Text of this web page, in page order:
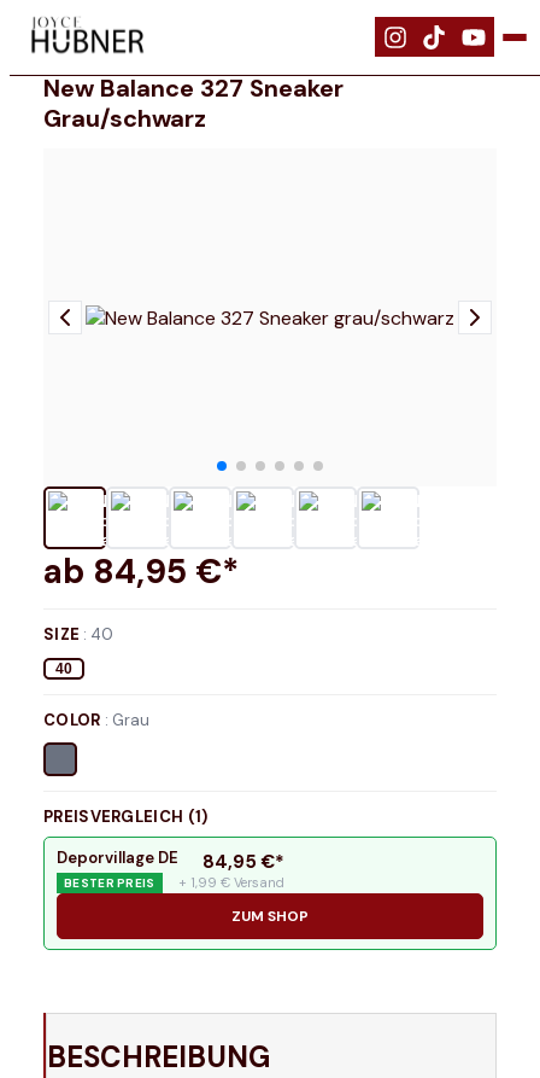
| Schuhe | New Balance 327 Sneaker grau/schwarz
New Balance 327 Sneaker
Grau/schwarz
ab 84,95 €*
SIZE : 40
40
COLOR : Grau
PREISVERGLEICH (1)
Deporvillage DE
BESTER PREIS
84,95 €*
+ 1,99 € Versand
ZUM SHOP
BESCHREIBUNG